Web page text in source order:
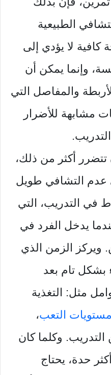
الطبيعية
كافية لا يؤدي إلى
وإنما يمكن أن
والمفاصل التي
مشابهة للأضرار
أكثر من ذلك،
عدم التشافي طويل
في التدريب، التي
يدخل الفرد في
ويركز الزمن الذي
بشكل تام بعد
مثل: التغذية
مستويات التعب،
وكلما كان
حدة، يحتاج